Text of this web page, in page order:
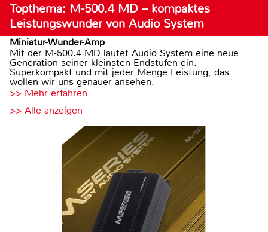
Topthema: M-500.4 MD – kompaktes
Leistungswunder von Audio System
Miniatur-Wunder-Amp
Mit der M-500.4 MD läutet Audio System eine neue
Generation seiner kleinsten Endstufen ein.
Superkompakt und mit jeder Menge Leistung, das
wollen wir uns genauer ansehen.
>> Mehr erfahren
>> Alle anzeigen